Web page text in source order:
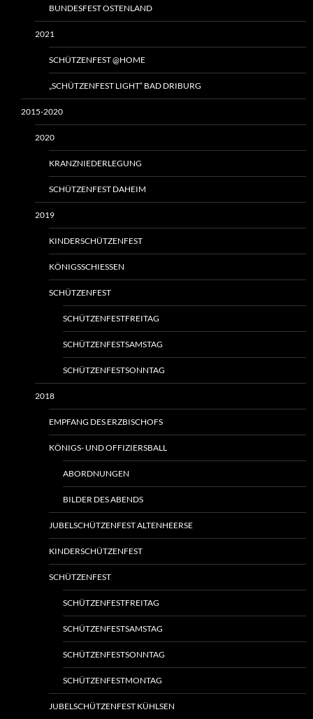
BUNDESFEST OSTENLAND
2021
SCHÜTZENFEST @HOME
„SCHÜTZENFEST LIGHT“ BAD DRIBURG
2015-2020
2020
KRANZNIEDERLEGUNG
SCHÜTZENFEST DAHEIM
2019
KINDERSCHÜTZENFEST
KÖNIGSSCHIESSEN
SCHÜTZENFEST
SCHÜTZENFESTFREITAG
SCHÜTZENFESTSAMSTAG
SCHÜTZENFESTSONNTAG
2018
EMPFANG DES ERZBISCHOFS
KÖNIGS- UND OFFIZIERSBALL
ABORDNUNGEN
BILDER DES ABENDS
JUBELSCHÜTZENFEST ALTENHEERSE
KINDERSCHÜTZENFEST
SCHÜTZENFEST
SCHÜTZENFESTFREITAG
SCHÜTZENFESTSAMSTAG
SCHÜTZENFESTSONNTAG
SCHÜTZENFESTMONTAG
JUBELSCHÜTZENFEST KÜHLSEN